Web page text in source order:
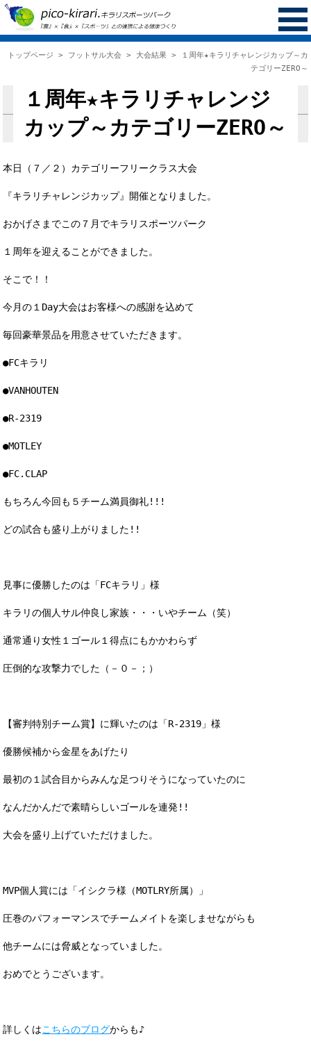
トップページ > フットサル大会> 大会結果> １周年★キラリチャレンジカップ～カ
テゴリーZERO～
１周年★キラリチャレンジ
カップ～カテゴリーZERO～
本日（７／２）カテゴリーフリークラス大会
『キラリチャレンジカップ』開催となりました。
おかげさまでこの７月でキラリスポーツパーク
１周年を迎えることができました。
そこで！！
今月の１Day大会はお客様への感謝を込めて
毎回豪華景品を用意させていただきます。
●FCキラリ
●VANHOUTEN
●R-2319
●MOTLEY
●FC.CLAP
もちろん今回も５チーム満員御礼!!!
どの試合も盛り上がりました!!
見事に優勝したのは「FCキラリ」様
キラリの個人サル仲良し家族・・・いやチーム（笑）
通常通り女性１ゴール１得点にもかかわらず
圧倒的な攻撃力でした（－０－；）
【審判特別チーム賞】に輝いたのは「R-2319」様
優勝候補から金星をあげたり
最初の１試合目からみんな足つりそうになっていたのに
なんだかんだで素晴らしいゴールを連発!!
大会を盛り上げていただけました。
MVP個人賞には「イシクラ様（MOTLRY所属）」
圧巻のパフォーマンスでチームメイトを楽しませながらも
他チームには脅威となっていました。
おめでとうございます。
詳しくはこちらのブログからも♪